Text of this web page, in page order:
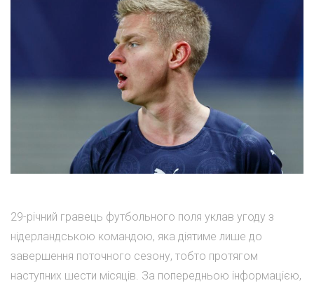
29-річний гравець футбольного поля уклав угоду з
нідерландською командою, яка діятиме лише до
завершення поточного сезону, тобто протягом
наступних шести місяців. За попередньою інформацією,